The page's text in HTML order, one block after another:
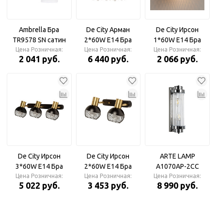
Ambrella Бра
TR9578 SN сатин
E14 max 40W
Цена Розничная:
2 041 руб.
De City Арман
2*60W E14 Бра
Цена Розничная:
6 440 руб.
De City Ирсон
1*60W Е14 Бра
Цена Розничная:
2 066 руб.
De City Ирсон
3*60W Е14 Бра
Цена Розничная:
5 022 руб.
De City Ирсон
2*60W Е14 Бра
Цена Розничная:
3 453 руб.
ARTE LAMP
A1070AP-2CC
HANNA Бра
Цена Розничная:
8 990 руб.